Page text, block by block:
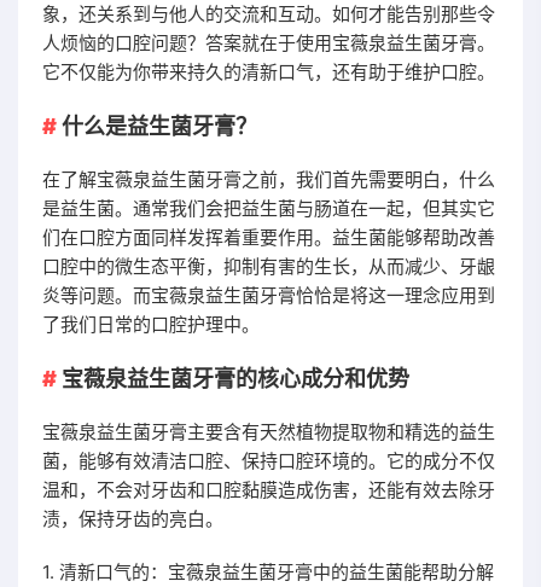
象，还关系到与他人的交流和互动。如何才能告别那些令
人烦恼的口腔问题？答案就在于使用宝薇泉益生菌牙膏。
它不仅能为你带来持久的清新口气，还有助于维护口腔。
什么是益生菌牙膏？
在了解宝薇泉益生菌牙膏之前，我们首先需要明白，什么
是益生菌。通常我们会把益生菌与肠道在一起，但其实它
们在口腔方面同样发挥着重要作用。益生菌能够帮助改善
口腔中的微生态平衡，抑制有害的生长，从而减少、牙龈
炎等问题。而宝薇泉益生菌牙膏恰恰是将这一理念应用到
了我们日常的口腔护理中。
宝薇泉益生菌牙膏的核心成分和优势
宝薇泉益生菌牙膏主要含有天然植物提取物和精选的益生
菌，能够有效清洁口腔、保持口腔环境的。它的成分不仅
温和，不会对牙齿和口腔黏膜造成伤害，还能有效去除牙
渍，保持牙齿的亮白。
1. 清新口气的：宝薇泉益生菌牙膏中的益生菌能帮助分解